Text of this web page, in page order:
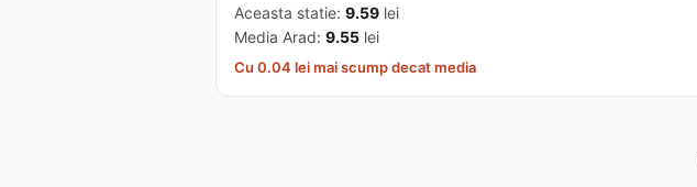
Aceasta statie: 9.59 lei
Media Arad: 9.55 lei
Cu 0.04 lei mai scump decat media